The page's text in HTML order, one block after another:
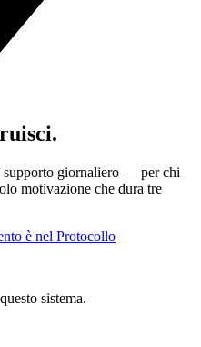
giornaliero — per chi
motivazione che dura tre
è nel Protocollo
sistema.